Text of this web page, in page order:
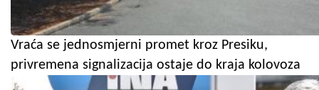
Vraća se jednosmjerni promet kroz Presiku,
privremena signalizacija ostaje do kraja kolovoza